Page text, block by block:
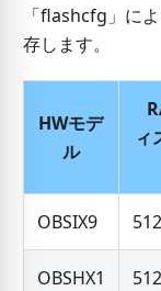
「flashcfg」に
存します。
HWモデ
ル
ィ
OBSIX9 512
OBSHX1 512